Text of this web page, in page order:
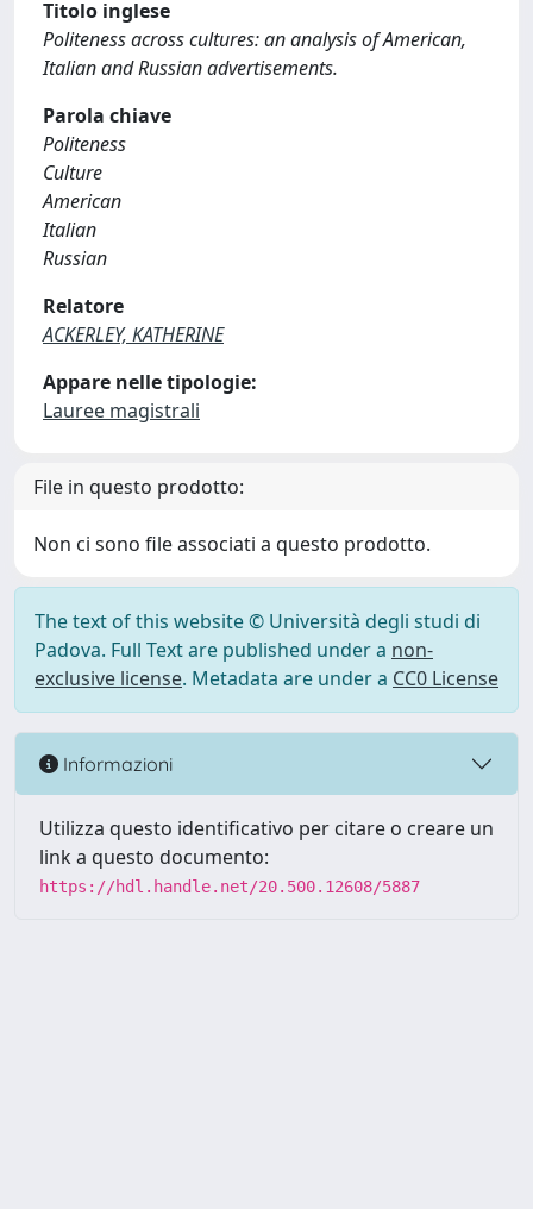
Titolo inglese
Politeness across cultures: an analysis of American,
Italian and Russian advertisements.
Parola chiave
Politeness
Culture
American
Italian
Russian
Relatore
ACKERLEY, KATHERINE
Appare nelle tipologie:
Lauree magistrali
File in questo prodotto:
Non ci sono file associati a questo prodotto.
The text of this website © Università degli studi di
Padova. Full Text are published under a non-
exclusive license. Metadata are under a CC0 License
Informazioni
Utilizza questo identificativo per citare o creare un
link a questo documento:
https://hdl.handle.net/20.500.12608/5887